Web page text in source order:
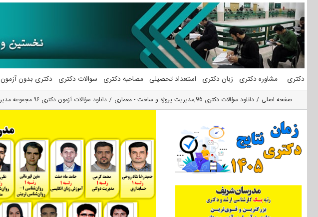
محتوا
دکتری مشاوره دکتری زبان دکتری استعداد تحصیلی مصاحبه دکتری سوالات دکتری دکتری بدون آزمون
صفحه اصلی دانلود سؤالات دکتری 96 ,مدیریت پروژه و ساخت - معماری دانلود سؤالات آزمون دکتری ۹۶ مجموعه مدیریت پروژه کد ۲۵۰۱